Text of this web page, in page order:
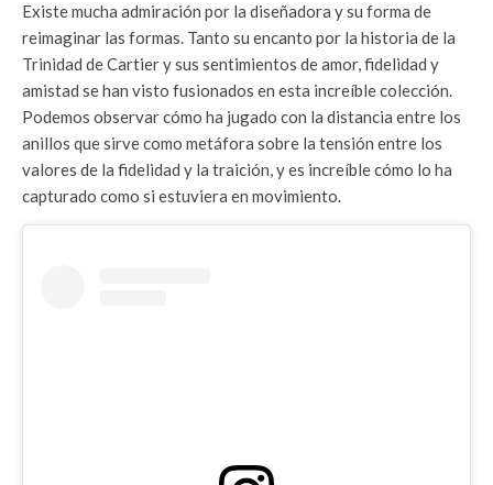
Existe mucha admiración por la diseñadora y su forma de
reimaginar las formas. Tanto su encanto por la historia de la
Trinidad de Cartier y sus sentimientos de amor, fidelidad y
amistad se han visto fusionados en esta increíble colección.
Podemos observar cómo ha jugado con la distancia entre los
anillos que sirve como metáfora sobre la tensión entre los
valores de la fidelidad y la traición, y es increíble cómo lo ha
capturado como si estuviera en movimiento.